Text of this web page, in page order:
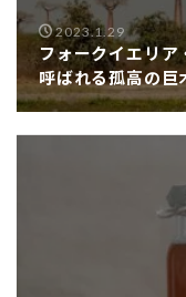
2023.1.29
フォークイエリ
呼ばれる孤高の巨